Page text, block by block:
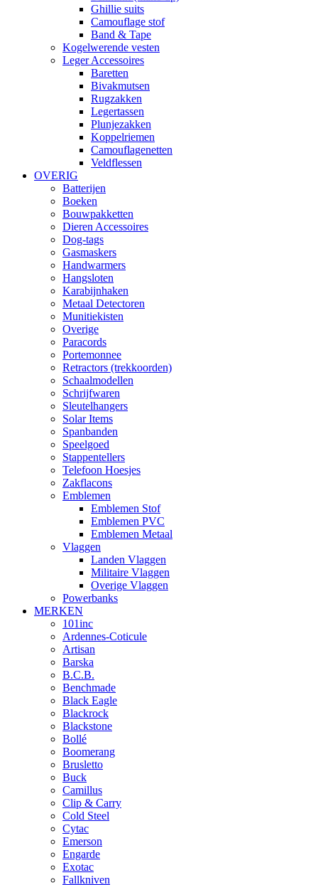
Ghillie suits
Camouflage stof
Band & Tape
Kogelwerende vesten
Leger Accessoires
Baretten
Bivakmutsen
Rugzakken
Legertassen
Plunjezakken
Koppelriemen
Camouflagenetten
Veldflessen
OVERIG
Batterijen
Boeken
Bouwpakketten
Dieren Accessoires
Dog-tags
Gasmaskers
Handwarmers
Hangsloten
Karabijnhaken
Metaal Detectoren
Munitiekisten
Overige
Paracords
Portemonnee
Retractors (trekkoorden)
Schaalmodellen
Schrijfwaren
Sleutelhangers
Solar Items
Spanbanden
Speelgoed
Stappentellers
Telefoon Hoesjes
Zakflacons
Emblemen
Emblemen Stof
Emblemen PVC
Emblemen Metaal
Vlaggen
Landen Vlaggen
Militaire Vlaggen
Overige Vlaggen
Powerbanks
MERKEN
101inc
Ardennes-Coticule
Artisan
Barska
B.C.B.
Benchmade
Black Eagle
Blackrock
Blackstone
Bollé
Boomerang
Brusletto
Buck
Camillus
Clip & Carry
Cold Steel
Cytac
Emerson
Engarde
Exotac
Fallkniven